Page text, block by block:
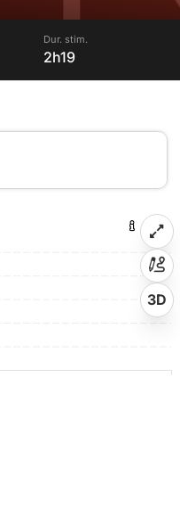
Dur. stim.
2h19
3D